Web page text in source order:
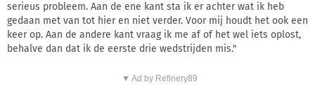
serieus probleem. Aan de ene kant sta ik er achter wat ik heb
gedaan met van tot hier en niet verder. Voor mij houdt het ook een
keer op. Aan de andere kant vraag ik me af of het wel iets oplost,
behalve dan dat ik de eerste drie wedstrijden mis."
▼ Ad by Refinery89